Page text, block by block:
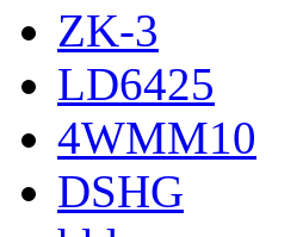
ZK-3
LD6425
4WMM10
DSHG